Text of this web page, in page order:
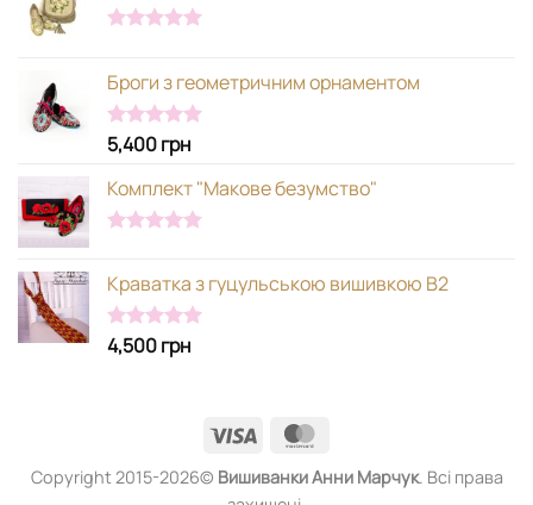
Броги з геометричним орнаментом
Оцінено в
з 5
5,400грн
Комплект "Макове безумство"
Краватка з гуцульською вишивкою В2
Оцінено в
з 5
4,500грн
Visa
Copyright 2015-2026© ВишиванкиАнни Марчук. Всі права